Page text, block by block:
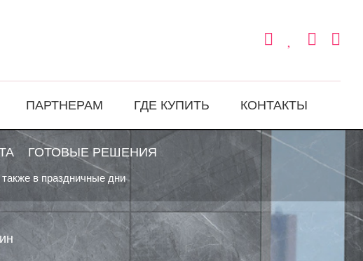
ПАРТНЕРАМ ГДЕ КУПИТЬ КОНТАКТЫ
ГОТОВЫЕ РЕШЕНИЯ
в праздничные дни